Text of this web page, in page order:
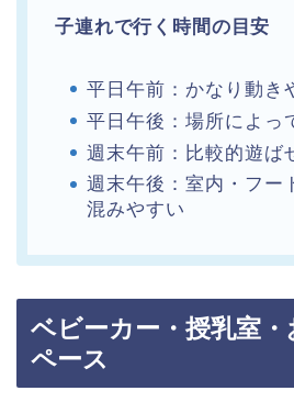
子連れで行く時間の目安
平日午前：かなり動き
平日午後：場所によっ
週末午前：比較的遊ば
週末午後：室内・フー
混みやすい
ベビーカー・授乳室
ペース